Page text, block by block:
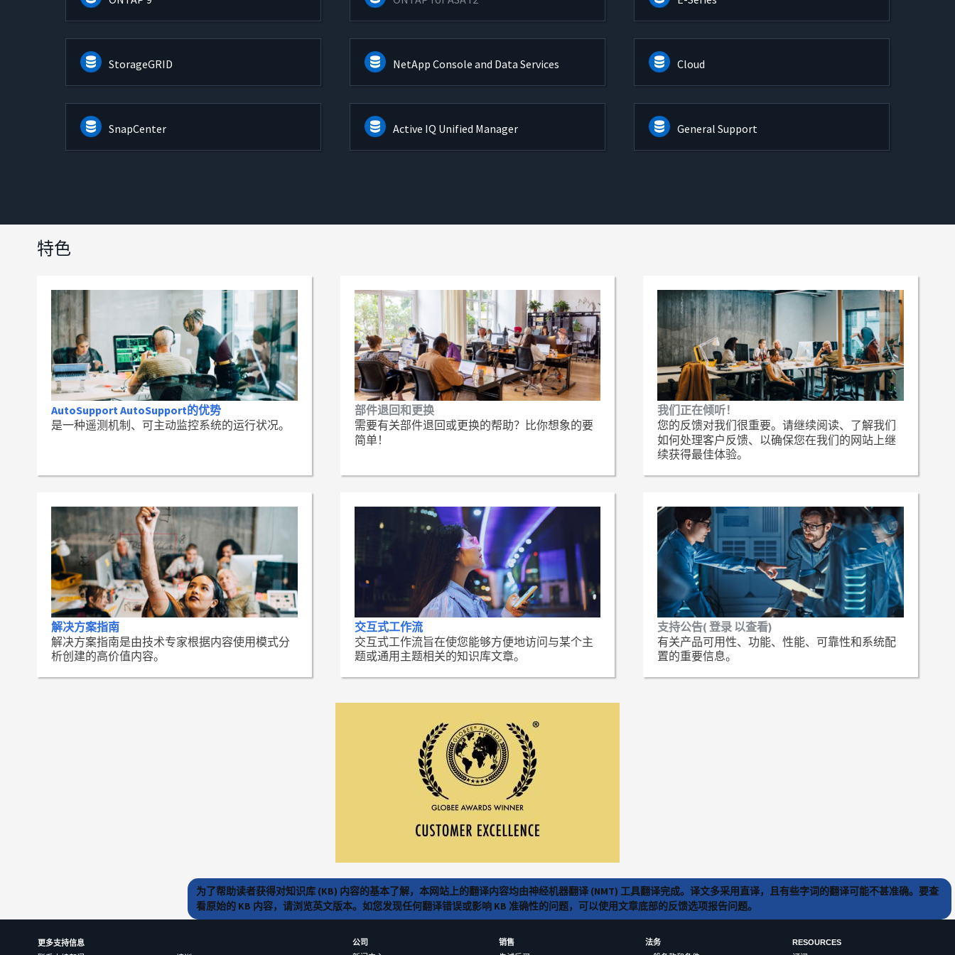
StorageGRID NetApp Console and Data Services Cloud
SnapCenter Active IQ Unified Manager General Support
特色
AutoSupport AutoSupport的优势
是一种遥测机制、可主动监控系统的运行状况。
部件退回和更换
需要有关部件退回或更换的帮助？比你想象的要
简单！
我们正在倾听！
您的反馈对我们很重要。请继续阅读、了解我们
如何处理客户反馈、以确保您在我们的网站上继
续获得最佳体验。
解决方案指南
解决方案指南是由技术专家根据内容使用模式分
析创建的高价值内容。
交互式工作流
交互式工作流旨在使您能够方便地访问与某个主
题或通用主题相关的知识库文章。
支持公告( 登录 以查看)
有关产品可用性、功能、性能、可靠性和系统配
置的重要信息。
为了帮助读者获得对知识库 (KB) 内容的基本了解，本网站上的翻译内容均由神经机器翻译 (NMT) 工具翻译完成。译文多采用直译，且有些字词的翻译可能不甚准确。要查
看原始的 KB 内容，请浏览英文版本。如您发现任何翻译错误或影响 KB 准确性的问题，可以使用文章底部的反馈选项报告问题。
更多支持信息
公司
销售
法务
RESOURCES